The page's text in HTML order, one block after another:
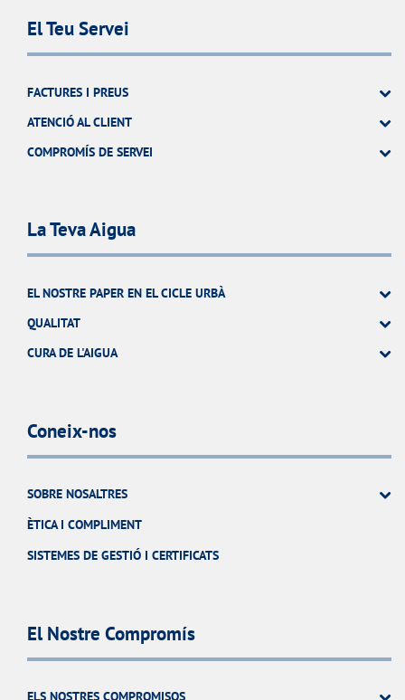
El Teu Servei
FACTURES I PREUS
ATENCIÓ AL CLIENT
COMPROMÍS DE SERVEI
La Teva Aigua
EL NOSTRE PAPER EN EL CICLE URBÀ
QUALITAT
CURA DE L'AIGUA
Coneix-nos
SOBRE NOSALTRES
ÈTICA I COMPLIMENT
SISTEMES DE GESTIÓ I CERTIFICATS
El Nostre Compromís